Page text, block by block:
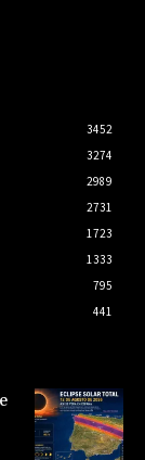
3452
3274
2989
2731
1723
1333
795
441